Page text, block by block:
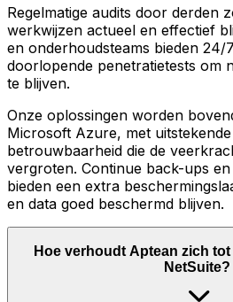
Regelmatige audits door derden
werkwijzen actueel en effectief
en onderhoudsteams bieden 24/
doorlopende penetratietests om
te blijven.
Onze oplossingen worden
Microsoft Azure, met
betrouwbaarheid die de
vergroten. Continue back-ups
bieden een extra
en data goed beschermd blijven.
Hoe verhoudt Aptean zich
NetSuite?